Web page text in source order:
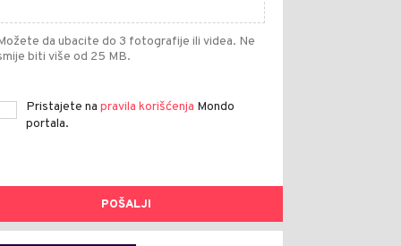
da ubacite do 3 fotografije ili videa. Ne
biti više od 25 MB.
Pristajete na pravila korišćenja Mondo
portala.
POŠALJI